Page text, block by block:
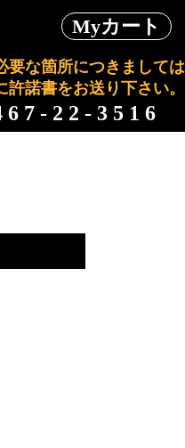
Myカート
要な箇所につきましては
許諾書をお送り下さい。
7 - 2 2 - 3 5 1 6